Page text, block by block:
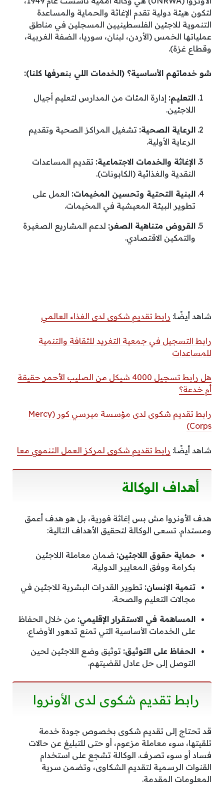
لتكون هيئة دولية تقدم الإغاثة والحماية والمساعدة
التنموية للاجئين الفلسطينيين المسجلين في مناطق
عملياتها الخمس (الأردن، لبنان، سوريا، الضفة الغربية،
وقطاع غزة).
شو خدماتهم الأساسية؟ (الخدمات اللي بنعرفها كلنا):
التعليم: إدارة المئات من المدارس لتعليم أجيال
اللاجئين.
الرعاية الصحية: تشغيل المراكز الصحية وتقديم
الرعاية الأولية.
الإغاثة والخدمات الاجتماعية: تقديم المساعدات
النقدية والغذائية (الكابونات).
البنية التحتية وتحسين المخيمات: العمل على
تطوير البيئة المعيشية في المخيمات.
القروض متناهية الصغر: لدعم المشاريع الصغيرة
والتمكين الاقتصادي.
شاهد أيضًا: رابط تقديم شكوى لدى الغذاء العالمي
رابط التسجيل في جمعية التغريد للثقافة والتنمية
للمساعدات
هل رابط تسجيل 4000 شيكل من الصليب الأحمر حقيقة
أم خدعة؟
رابط تقديم شكوى لدى مؤسسة ميرسي كور (Mercy
Corps)
شاهد أيضًا: رابط تقديم شكوى لمركز العمل التنموي معا
أهداف الوكالة
هدف الأونروا مش بس إغاثة فورية، بل هو هدف أعمق
ومستدام. تسعى الوكالة لتحقيق الأهداف التالية:
حماية حقوق اللاجئين: ضمان معاملة اللاجئين
بكرامة ووفق المعايير الدولية.
تنمية الإنسان: تطوير القدرات البشرية للاجئين في
مجالات التعليم والصحة.
المساهمة في الاستقرار الإقليمي: من خلال الحفاظ
على الخدمات الأساسية التي تمنع تدهور الأوضاع.
الحفاظ على التوثيق: توثيق وضع اللاجئين لحين
التوصل إلى حل عادل لقضيتهم.
رابط تقديم شكوى لدى الأونروا
قد تحتاج إلى تقديم شكوى بخصوص جودة خدمة
تلقيتها، سوء معاملة مزعوم، أو حتى للتبليغ عن حالات
فساد أو سوء تصرف. الوكالة تشجع على استخدام
القنوات الرسمية لتقديم الشكاوى، وتضمن سرية
المعلومات المقدمة.